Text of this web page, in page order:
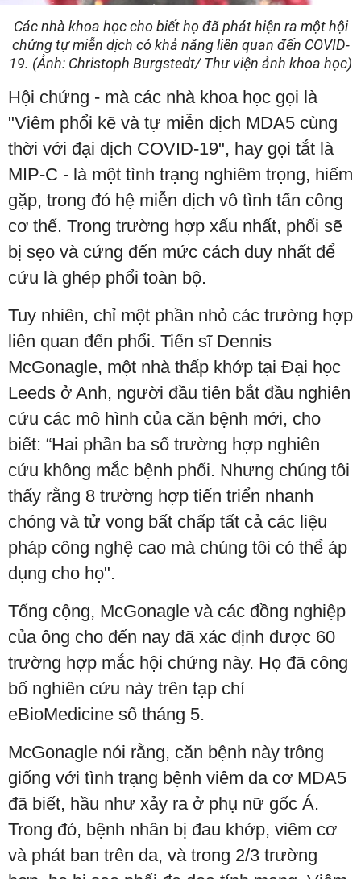
Các nhà khoa học cho biết họ đã phát hiện ra một hội
chứng tự miễn dịch có khả năng liên quan đến COVID-
19. (Ảnh: Christoph Burgstedt/ Thư viện ảnh khoa học)
Hội chứng - mà các nhà khoa học gọi là
"Viêm phổi kẽ và tự miễn dịch MDA5 cùng
thời với đại dịch COVID-19", hay gọi tắt là
MIP-C - là một tình trạng nghiêm trọng, hiếm
gặp, trong đó hệ miễn dịch vô tình tấn công
cơ thể. Trong trường hợp xấu nhất, phổi sẽ
bị sẹo và cứng đến mức cách duy nhất để
cứu là ghép phổi toàn bộ.
Tuy nhiên, chỉ một phần nhỏ các trường hợp
liên quan đến phổi. Tiến sĩ Dennis
McGonagle, một nhà thấp khớp tại Đại học
Leeds ở Anh, người đầu tiên bắt đầu nghiên
cứu các mô hình của căn bệnh mới, cho
biết: “Hai phần ba số trường hợp nghiên
cứu không mắc bệnh phổi. Nhưng chúng tôi
thấy rằng 8 trường hợp tiến triển nhanh
chóng và tử vong bất chấp tất cả các liệu
pháp công nghệ cao mà chúng tôi có thể áp
dụng cho họ".
Tổng cộng, McGonagle và các đồng nghiệp
của ông cho đến nay đã xác định được 60
trường hợp mắc hội chứng này. Họ đã công
bố nghiên cứu này trên tạp chí
eBioMedicine số tháng 5.
McGonagle nói rằng, căn bệnh này trông
giống với tình trạng bệnh viêm da cơ MDA5
đã biết, hầu như xảy ra ở phụ nữ gốc Á.
Trong đó, bệnh nhân bị đau khớp, viêm cơ
và phát ban trên da, và trong 2/3 trường